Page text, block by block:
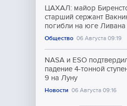
ЦАХАЛ: майор
старший сержант
погибли на юге Ливана
Общество 06 Августа 09:19
NASA и ESO
падение 4-тонной
9 на Луну
Новости 06 Августа 09:16